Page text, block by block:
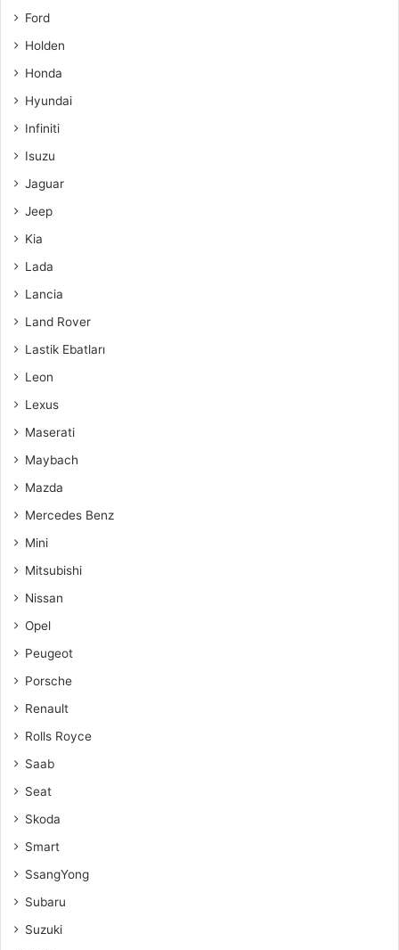
Ford
Holden
Honda
Hyundai
Infiniti
Isuzu
Jaguar
Jeep
Kia
Lada
Lancia
Land Rover
Lastik Ebatları
Leon
Lexus
Maserati
Maybach
Mazda
Mercedes Benz
Mini
Mitsubishi
Nissan
Opel
Peugeot
Porsche
Renault
Rolls Royce
Saab
Seat
Skoda
Smart
SsangYong
Subaru
Suzuki